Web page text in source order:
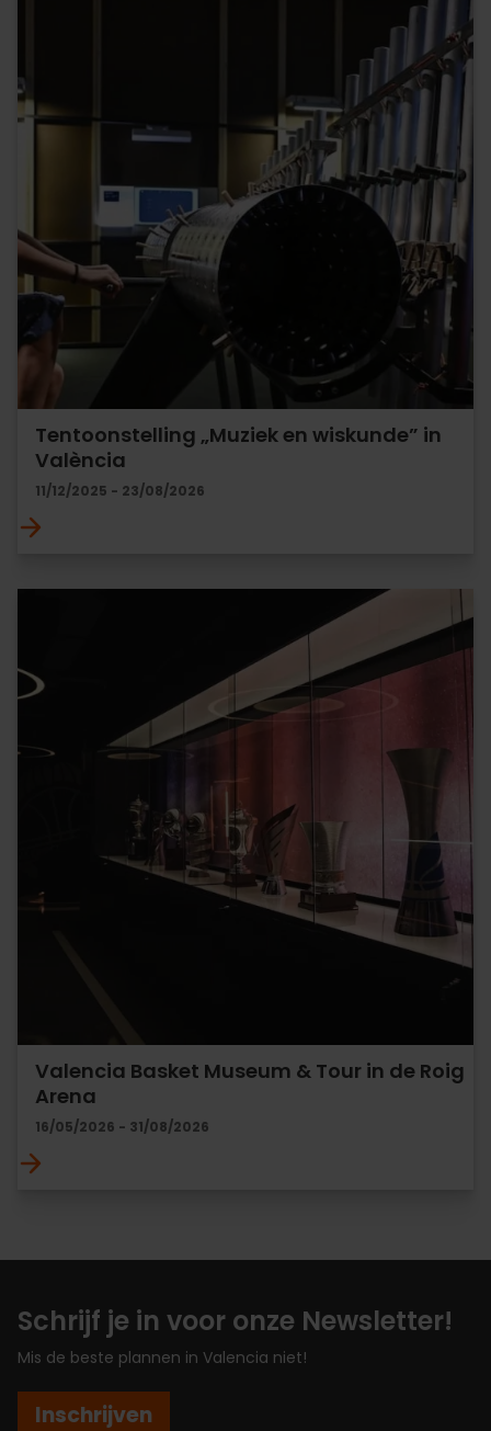
Tentoonstelling „Muziek en wiskunde” in
València
11/12/2025 - 23/08/2026
Valencia Basket Museum & Tour in de Roig
Arena
16/05/2026 - 31/08/2026
Schrijf je in voor onze Newsletter!
Mis de beste plannen in Valencia niet!
Inschrijven